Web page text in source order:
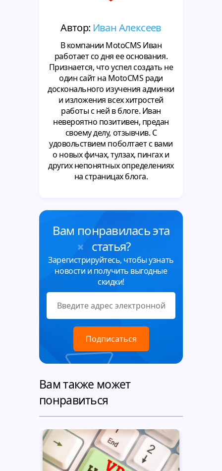
Автор: Иван Алексеев
В компании MotoCMS Иван
работает со дня ее основания.
Признается, что успел создать не
один сайт на MotoCMS ради
досконального изучения админки
и изложения всех хитростей
работы с ней в блоге. Иван
невероятно позитивен, предан
своему делу, отзывчив. С
удовольствием поболтает с вами
о новых фичах, тулзах, пингах и
других непонятных определениях
на страницах блога.
Вам понравилась эта
статья?
Зарегистрируйтесь, чтобы узнать
новости и получить выгодные
скидки!
Вам также может
понравиться